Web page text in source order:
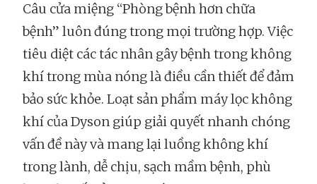
Câu cửa miệng “Phòng bệnh hơn chữa
bệnh” luôn đúng trong mọi trường hợp. Việc
tiêu diệt các tác nhân gây bệnh trong không
khí trong mùa nóng là điều cần thiết để đảm
bảo sức khỏe. Loạt sản phẩm máy lọc không
khí của Dyson giúp giải quyết nhanh chóng
vấn đề này và mang lại luồng không khí
trong lành, dễ chịu, sạch mầm bệnh, phù